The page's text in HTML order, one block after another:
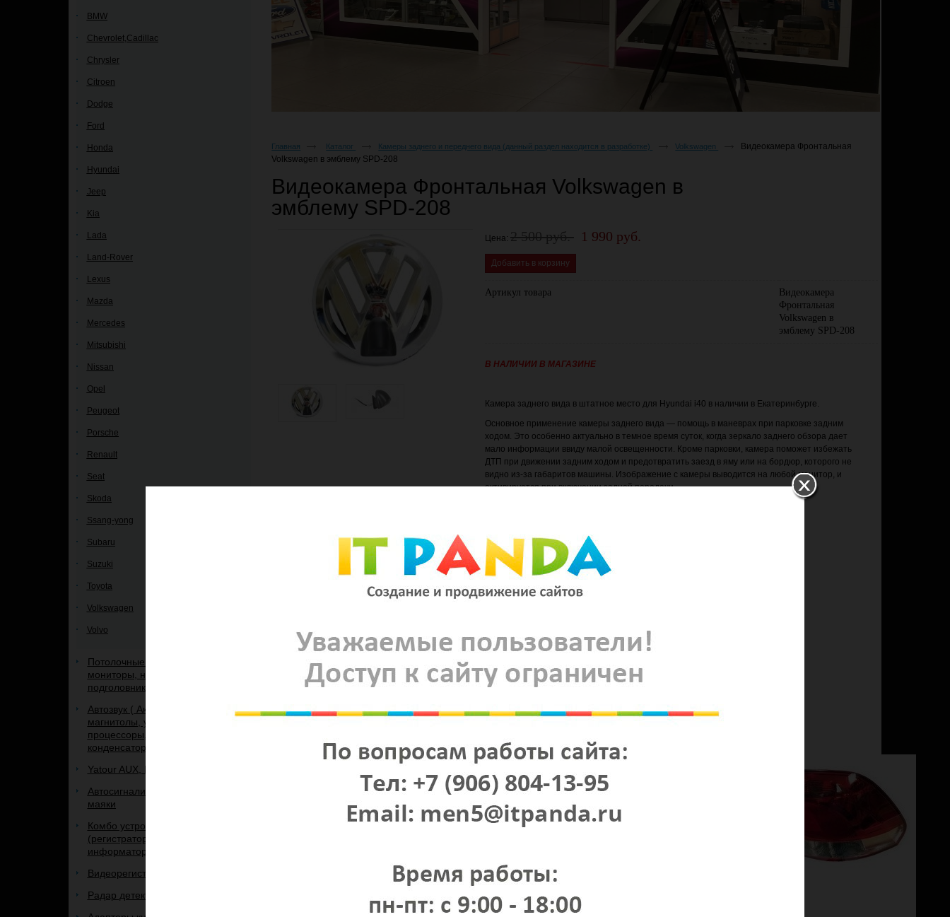
BMW
Chevrolet,Cadillac
Chrysler
Citroen
Dodge
Ford
Honda
Hyundai
Jeep
Kia
Lada
Land-Rover
Lexus
Mazda
Mercedes
Mitsubishi
Nissan
Opel
Peugeot
Porsche
Renault
Seat
Skoda
Ssang-yong
Subaru
Suzuki
Toyota
Volkswagen
Volvo
Потолочные мониторы и
мониторы, на панель и
подголовник.
Автозвук ( Акустика, сабвуферы,
магнитолы, усилители,
процессоры, кабель,
конденсаторы, рамки, и др.)
Yatour AUX, IPOD, USB адаптеры
Автосигнализации, брелоки к ним,
маяки
Комбо устройства 3 в 1
(регистратор+радар+GPS-
информатор)
Видеорегистраторы
Радар детекторы
Главная Каталог Камеры заднего и переднего вида (данный раздел находится в разработке) Volkswagen
Видеокамера Фронтальная
Volkswagen в эмблему SPD-208
Видеокамера Фронтальная Volkswagen в
эмблему SPD-208
Цена: 2 500 руб. 1 990 руб.
Добавить в корзину
Артикул товара
Видеокамера
Фронтальная
Volkswagen в
эмблему SPD-208
В НАЛИЧИИ В МАГАЗИНЕ
Камера заднего вида в штатное место для Hyundai i40 в наличии в Екатеринбурге.
Основное применение камеры заднего вида — помощь в маневрах при парковке задним
ходом. Это особенно актуально в темное время суток, когда зеркало заднего обзора дает
мало информации ввиду малой освещенности. Кроме парковки, камера поможет избежать
ДТП при движении задним ходом и предотвратить заезд в яму или на бордюр, которого не
видно из-за габаритов машины. Изображение с камеры выводится на любой монитор, и
активируется при включении задней передачи.
Видеосистема: PAL
Характеристика разрешения: 480 TVL
IP рейтинг защиты: IP 66
Зеркалирование: Да.
Напряжение питания: 12 В
Разрешение: 628х582 пикселей
Сигнал/шум более 48 db